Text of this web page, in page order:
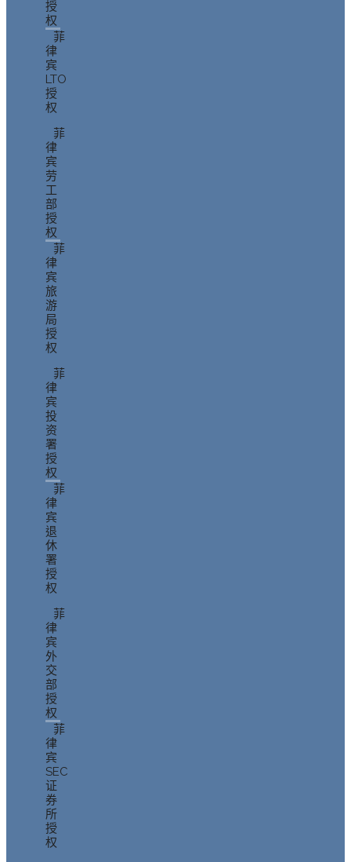
授
权
菲
律
宾
LTO
授
权
菲
律
宾
劳
工
部
授
权
菲
律
宾
旅
游
局
授
权
菲
律
宾
投
资
署
授
权
菲
律
宾
退
休
署
授
权
菲
律
宾
外
交
部
授
权
菲
律
宾
SEC
证
券
所
授
权